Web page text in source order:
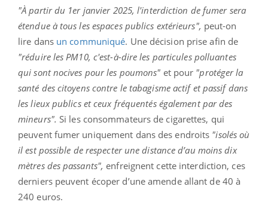
"À partir du 1er janvier 2025, l'interdiction de fumer sera
étendue à tous les espaces publics extérieurs", peut-on
lire dans un communiqué. Une décision prise afin de
"réduire les PM10, c'est-à-dire les particules polluantes
qui sont nocives pour les poumons" et pour "protéger la
santé des citoyens contre le tabagisme actif et passif dans
les lieux publics et ceux fréquentés également par des
mineurs". Si les consommateurs de cigarettes, qui
peuvent fumer uniquement dans des endroits "isolés où
il est possible de respecter une distance d’au moins dix
mètres des passants", enfreignent cette interdiction, ces
derniers peuvent écoper d’une amende allant de 40 à
240 euros.